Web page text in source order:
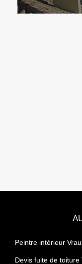
Peintre intérieur
Devis fuite de toiture